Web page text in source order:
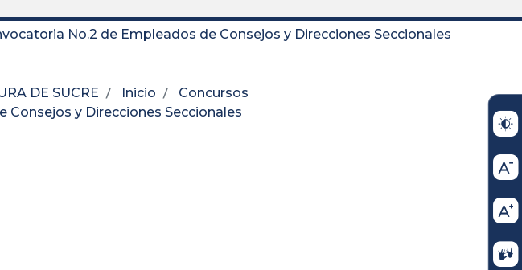
No.2 de Empleados de Consejos y Direcciones Seccionales
DE SUCRE Inicio
Concursos
y Direcciones Seccionales